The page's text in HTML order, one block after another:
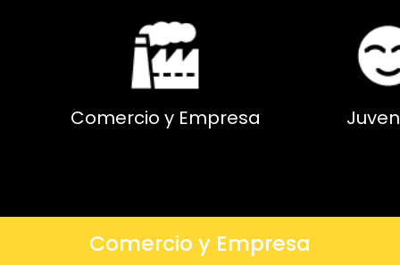
Comercio y Empresa
Comercio y Empresa